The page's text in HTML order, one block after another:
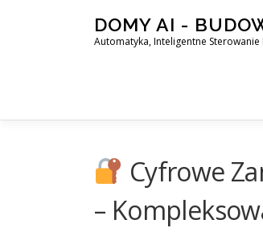
DOMY AI -
Automatyka, Inteligentne Sterowanie
Cyfrowe
–